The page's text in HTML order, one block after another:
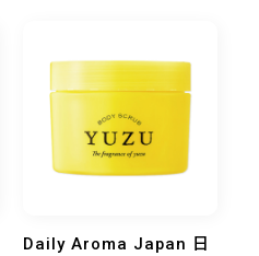
Daily Aroma Japan 日